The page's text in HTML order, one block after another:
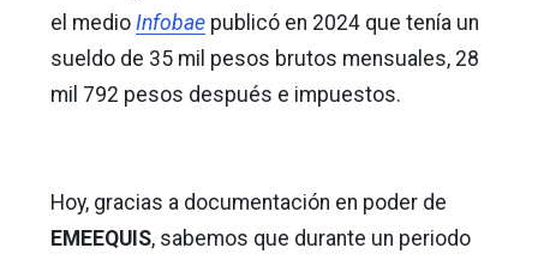
el medio Infobae publicó en 2024 que tenía un
sueldo de 35 mil pesos brutos mensuales, 28
mil 792 pesos después e impuestos.
Hoy, gracias a documentación en poder de
EMEEQUIS, sabemos que durante un periodo